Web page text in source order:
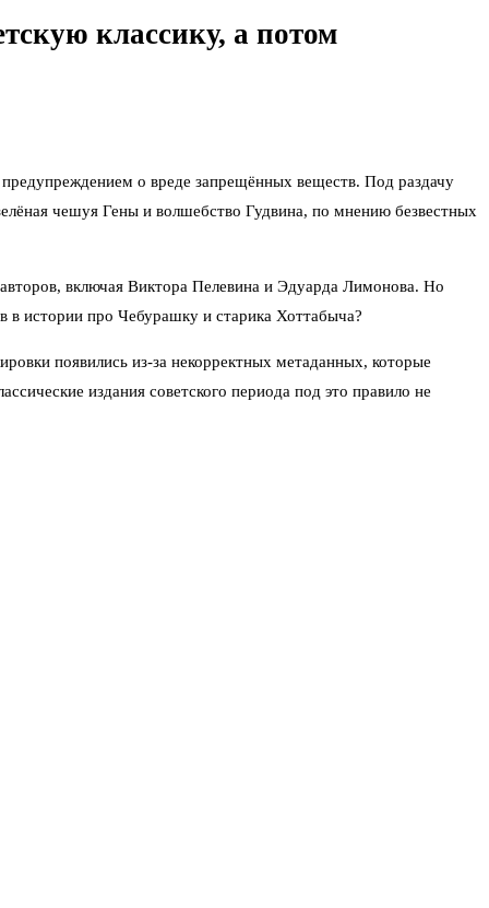
классику, а потом
о вреде запрещённых веществ. Под раздачу
чешуя Гены и волшебство Гудвина, по мнению безвестных
включая Виктора Пелевина и Эдуарда Лимонова. Но
в истории про Чебурашку и старика Хоттабыча?
появились из-за некорректных метаданных, которые
издания советского периода под это правило не